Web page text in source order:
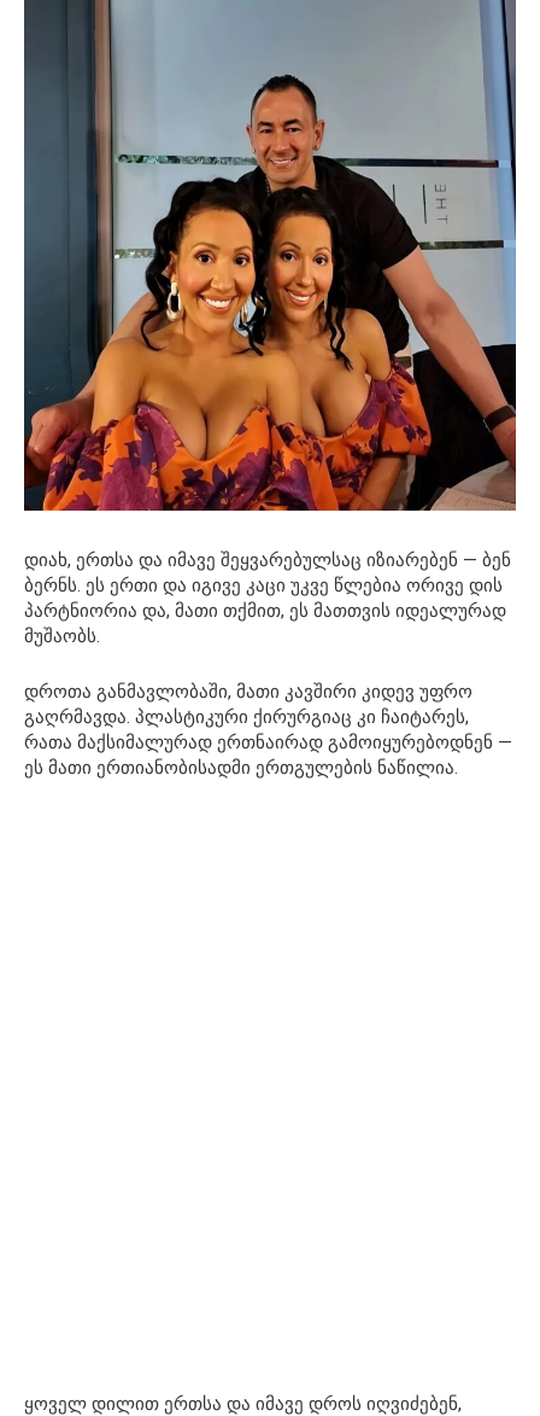
დიახ, ერთსა და იმავე შეყვარებულსაც იზიარებენ — ბენ
ბერნს. ეს ერთი და იგივე კაცი უკვე წლებია ორივე დის
პარტნიორია და, მათი თქმით, ეს მათთვის იდეალურად
მუშაობს.
დროთა განმავლობაში, მათი კავშირი კიდევ უფრო
გაღრმავდა. პლასტიკური ქირურგიაც კი ჩაიტარეს,
რათა მაქსიმალურად ერთნაირად გამოიყურებოდნენ —
ეს მათი ერთიანობისადმი ერთგულების ნაწილია.
ყოველ დილით ერთსა და იმავე დროს იღვიძებენ,